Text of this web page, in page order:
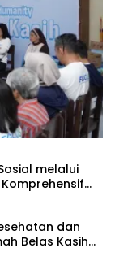
melalui
dan
Belas Kasih